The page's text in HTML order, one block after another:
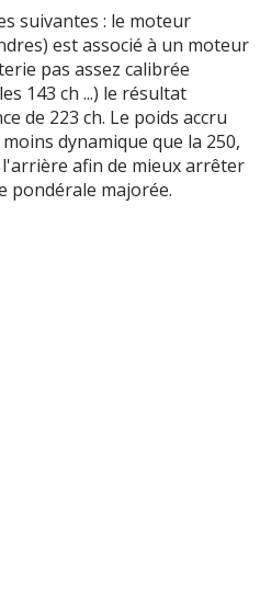
suivantes : le moteur
est associé à un moteur
pas assez calibrée
143 ch ...) le résultat
de 223 ch. Le poids accru
dynamique que la 250,
l'arrière afin de mieux arrêter
pondérale majorée.